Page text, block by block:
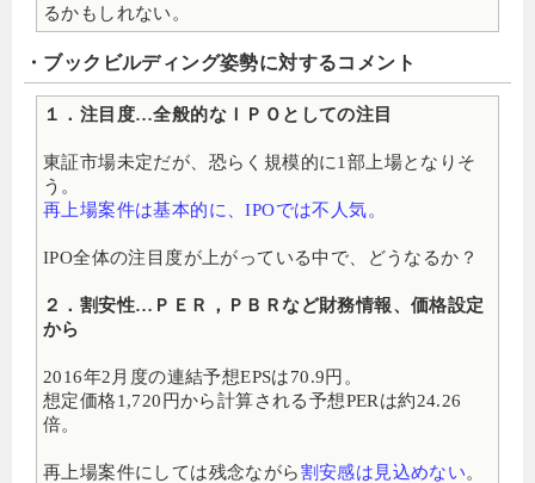
るかもしれない。
・ブックビルディング姿勢に対するコメント
１．注目度…全般的なＩＰＯとしての注目
東証市場未定だが、恐らく規模的に1部上場となりそ
う。
再上場案件は基本的に、IPOでは不人気。
IPO全体の注目度が上がっている中で、どうなるか？
２．割安性…ＰＥＲ，ＰＢＲなど財務情報、価格設定
から
2016年2月度の連結予想EPSは70.9円。
想定価格1,720円から計算される予想PERは約24.26
倍。
再上場案件にしては残念ながら割安感は見込めない。